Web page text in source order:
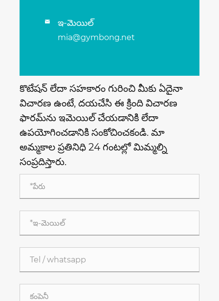
 ఇ-మెయిల్
mia@gymbong.net
కొటేషన్ లేదా సహకారం గురించి మీకు ఏదైనా
విచారణ ఉంటే, దయచేసి ఈ క్రింది విచారణ
ఫారమ్‌ను ఇమెయిల్ చేయడానికి లేదా
ఉపయోగించడానికి సంకోచించకండి. మా
అమ్మకాల ప్రతినిధి 24 గంటల్లో మిమ్మల్ని
సంప్రదిస్తారు.